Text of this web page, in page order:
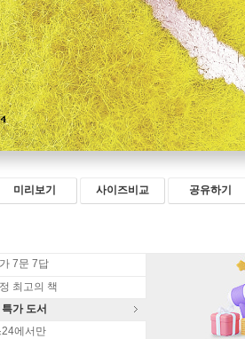
미리보기 사이즈비교 공유하기
7문 7답
최고의 책
가 도서
24에서만